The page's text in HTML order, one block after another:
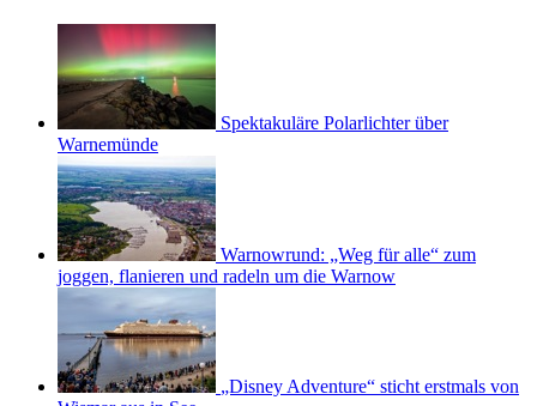
Spektakuläre Polarlichter über
Warnemünde
Warnowrund: „Weg für alle“ zum
joggen, flanieren und radeln um die Warnow
„Disney Adventure“ sticht erstmals von